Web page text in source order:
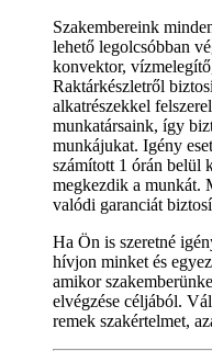
Szakembereink
lehető legolcsóbban
konvektor,
Raktárkészletről
alkatrészekkel
munkatársaink, így
munkájukat. Igény
számított 1 órán belül
megkezdik a munkát.
valódi garanciát
Ha Ön is szeretné
hívjon minket és
amikor
elvégzése céljából.
remek szakértelmet,